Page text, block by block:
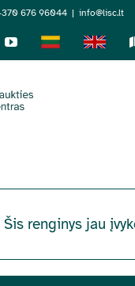
676 96044 | info@lisc.lt
YouTubeLietuviškaiEnglish
Šis renginys jau